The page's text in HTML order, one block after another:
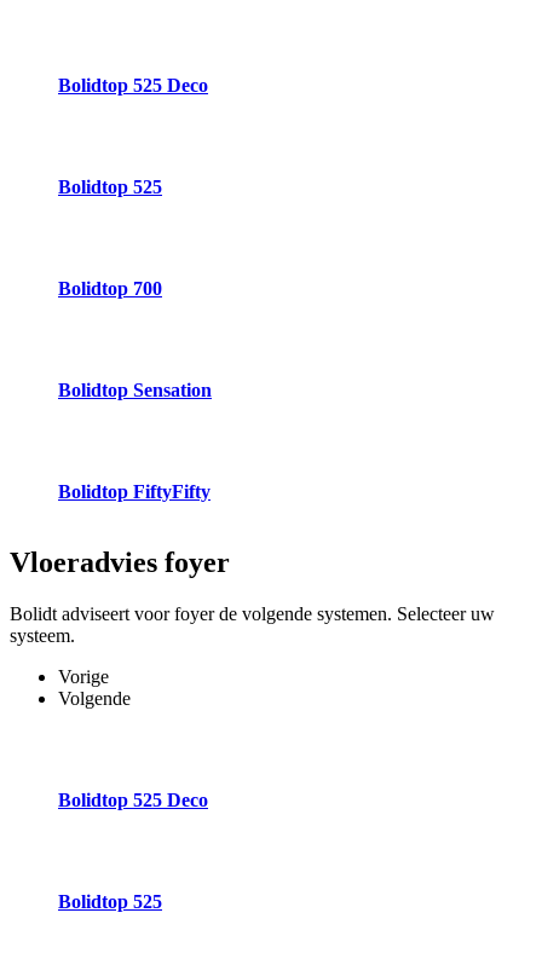
Bolidtop 525 Deco
Bolidtop 525
Bolidtop 700
Bolidtop Sensation
Bolidtop FiftyFifty
Vloeradvies foyer
Bolidt adviseert voor foyer de volgende systemen. Selecteer uw
systeem.
Vorige
Volgende
Bolidtop 525 Deco
Bolidtop 525